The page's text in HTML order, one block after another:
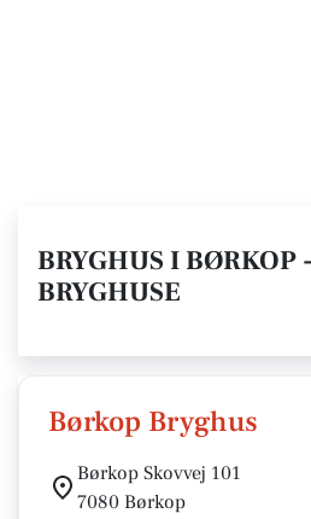
BRYGHUS I BØRKOP
BRYGHUSE
Børkop Bryghus
Børkop Skovvej 101
7080 Børkop